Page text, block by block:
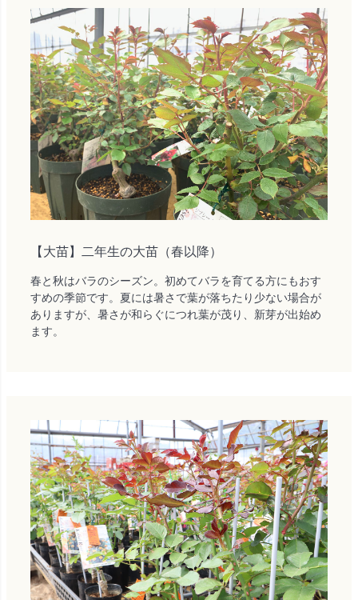
【大苗】二年生の大苗（春以降）
春と秋はバラのシーズン。初めてバラを育てる方にもおす
すめの季節です。夏には暑さで葉が落ちたり少ない場合が
ありますが、暑さが和らぐにつれ葉が茂り、新芽が出始め
ます。